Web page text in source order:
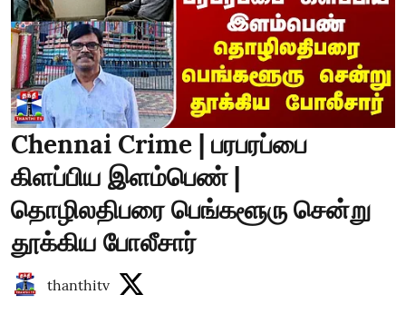
Chennai Crime | பரபரப்பை
கிளப்பிய இளம்பெண் |
தொழிலதிபரை பெங்களூரு சென்று
தூக்கிய போலீசார்
thanthitv